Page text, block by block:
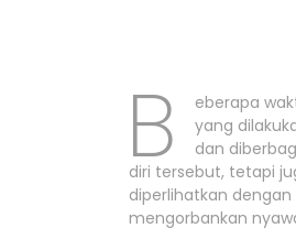
B
eberapa
yang
dan
diri tersebut, tetapi
diperlihatkan
mengorbankan